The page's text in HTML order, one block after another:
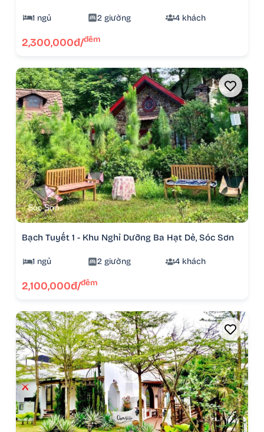
1 ngủ 2 giường 4 khách
2,300,000đ/đêm
Sóc Sơn
Bạch Tuyết 1 - Khu Nghỉ Dưỡng Ba Hạt Dẻ, Sóc Sơn
1 ngủ 2 giường 4 khách
2,100,000đ/đêm